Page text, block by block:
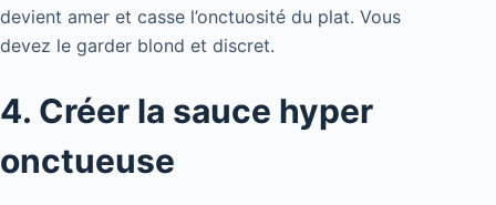
devient amer et casse l’onctuosité du plat. Vous
devez le garder blond et discret.
4. Créer la sauce hyper
onctueuse